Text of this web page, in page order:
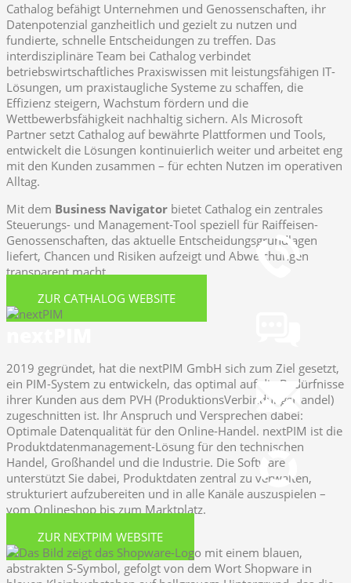
Telefon
+49 251 7000-02
info@gws.ms
Fernwartung
pcvisit Download
Cathalog befähigt Unternehmen und Genossenschaften, ihr
Datenpotenzial ganzheitlich und gezielt zu nutzen und
fundierte, schnelle Entscheidungen zu treffen. Das
interdisziplinäre Team bei Cathalog verbindet
betriebswirtschaftliches Praxiswissen mit leistungsfähigen IT-
Lösungen, um praxistaugliche Systeme zu schaffen, die
Effizienz steigern, Wachstum fördern und die
Wettbewerbsfähigkeit nachhaltig sichern. Als Microsoft
Partner setzt Cathalog auf bewährte Plattformen und Tools,
entwickelt die Lösungen kontinuierlich weiter und arbeitet eng
mit den Kunden zusammen – für echten Nutzen im operativen
Alltag.
Mit dem Business Navigator bietet Cathalog ein zentrales
Steuerungs- und Management-Tool speziell für Raiffeisen-
Genossenschaften, das aktuelle Entscheidungsgrundlagen
liefert, Chancen und Risiken aufzeigt und Abweichungen
transparent macht.
ZUR CATHALOG WEBSITE
2019 gegründet, hat die nextPIM GmbH sich zum Ziel gesetzt,
ein PIM-System zu entwickeln, das optimal auf die Bedürfnisse
ihrer Kunden aus dem PVH (ProduktionsVerbindungsHandel)
zugeschnitten ist. Ihr Anspruch und Versprechen dabei:
Optimale Datenqualität für den Online-Handel. nextPIM ist die
Produktdatenmanagement-Lösung für den technischen
Handel, Großhandel und die Industrie. Die Software
unterstützt Sie dabei, Produktdaten zentral zu verwalten,
strukturiert aufzubereiten und in alle Kanäle auszuspielen –
vom Onlineshop bis zum Marktplatz.
ZUR NEXTPIM WEBSITE